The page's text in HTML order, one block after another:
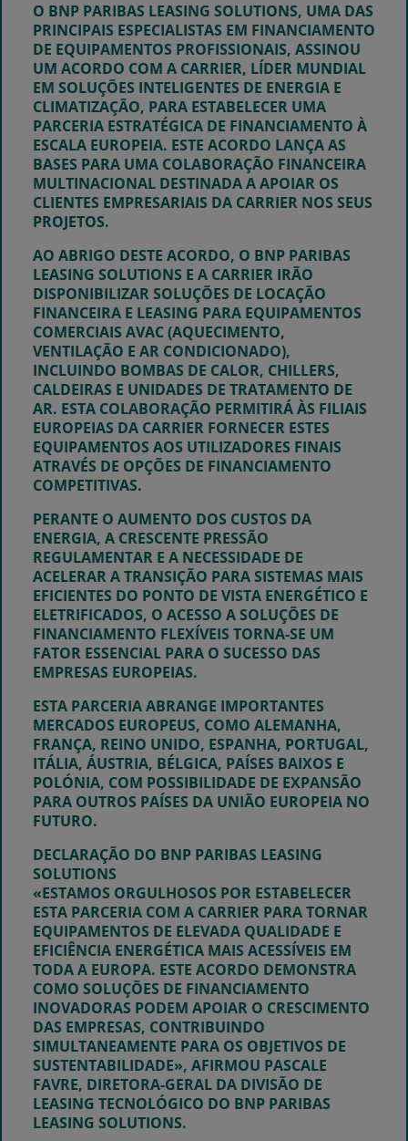
O BNP PARIBAS LEASING SOLUTIONS, UMA DAS
PRINCIPAIS ESPECIALISTAS EM FINANCIAMENTO
DE EQUIPAMENTOS PROFISSIONAIS, ASSINOU
UM ACORDO COM A CARRIER, LÍDER MUNDIAL
EM SOLUÇÕES INTELIGENTES DE ENERGIA E
CLIMATIZAÇÃO, PARA ESTABELECER UMA
PARCERIA ESTRATÉGICA DE FINANCIAMENTO À
ESCALA EUROPEIA. ESTE ACORDO LANÇA AS
BASES PARA UMA COLABORAÇÃO FINANCEIRA
MULTINACIONAL DESTINADA A APOIAR OS
CLIENTES EMPRESARIAIS DA CARRIER NOS SEUS
PROJETOS.
AO ABRIGO DESTE ACORDO, O BNP PARIBAS
LEASING SOLUTIONS E A CARRIER IRÃO
DISPONIBILIZAR SOLUÇÕES DE LOCAÇÃO
FINANCEIRA E LEASING PARA EQUIPAMENTOS
COMERCIAIS AVAC (AQUECIMENTO,
VENTILAÇÃO E AR CONDICIONADO),
INCLUINDO BOMBAS DE CALOR, CHILLERS,
CALDEIRAS E UNIDADES DE TRATAMENTO DE
AR. ESTA COLABORAÇÃO PERMITIRÁ ÀS FILIAIS
EUROPEIAS DA CARRIER FORNECER ESTES
EQUIPAMENTOS AOS UTILIZADORES FINAIS
ATRAVÉS DE OPÇÕES DE FINANCIAMENTO
COMPETITIVAS.
PERANTE O AUMENTO DOS CUSTOS DA
ENERGIA, A CRESCENTE PRESSÃO
REGULAMENTAR E A NECESSIDADE DE
ACELERAR A TRANSIÇÃO PARA SISTEMAS MAIS
EFICIENTES DO PONTO DE VISTA ENERGÉTICO E
ELETRIFICADOS, O ACESSO A SOLUÇÕES DE
FINANCIAMENTO FLEXÍVEIS TORNA-SE UM
FATOR ESSENCIAL PARA O SUCESSO DAS
EMPRESAS EUROPEIAS.
ESTA PARCERIA ABRANGE IMPORTANTES
MERCADOS EUROPEUS, COMO ALEMANHA,
FRANÇA, REINO UNIDO, ESPANHA, PORTUGAL,
ITÁLIA, ÁUSTRIA, BÉLGICA, PAÍSES BAIXOS E
POLÓNIA, COM POSSIBILIDADE DE EXPANSÃO
PARA OUTROS PAÍSES DA UNIÃO EUROPEIA NO
FUTURO.
DECLARAÇÃO DO BNP PARIBAS LEASING
SOLUTIONS
«ESTAMOS ORGULHOSOS POR ESTABELECER
ESTA PARCERIA COM A CARRIER PARA TORNAR
EQUIPAMENTOS DE ELEVADA QUALIDADE E
EFICIÊNCIA ENERGÉTICA MAIS ACESSÍVEIS EM
TODA A EUROPA. ESTE ACORDO DEMONSTRA
COMO SOLUÇÕES DE FINANCIAMENTO
INOVADORAS PODEM APOIAR O CRESCIMENTO
DAS EMPRESAS, CONTRIBUINDO
SIMULTANEAMENTE PARA OS OBJETIVOS DE
SUSTENTABILIDADE», AFIRMOU PASCALE
FAVRE, DIRETORA-GERAL DA DIVISÃO DE
LEASING TECNOLÓGICO DO BNP PARIBAS
LEASING SOLUTIONS.